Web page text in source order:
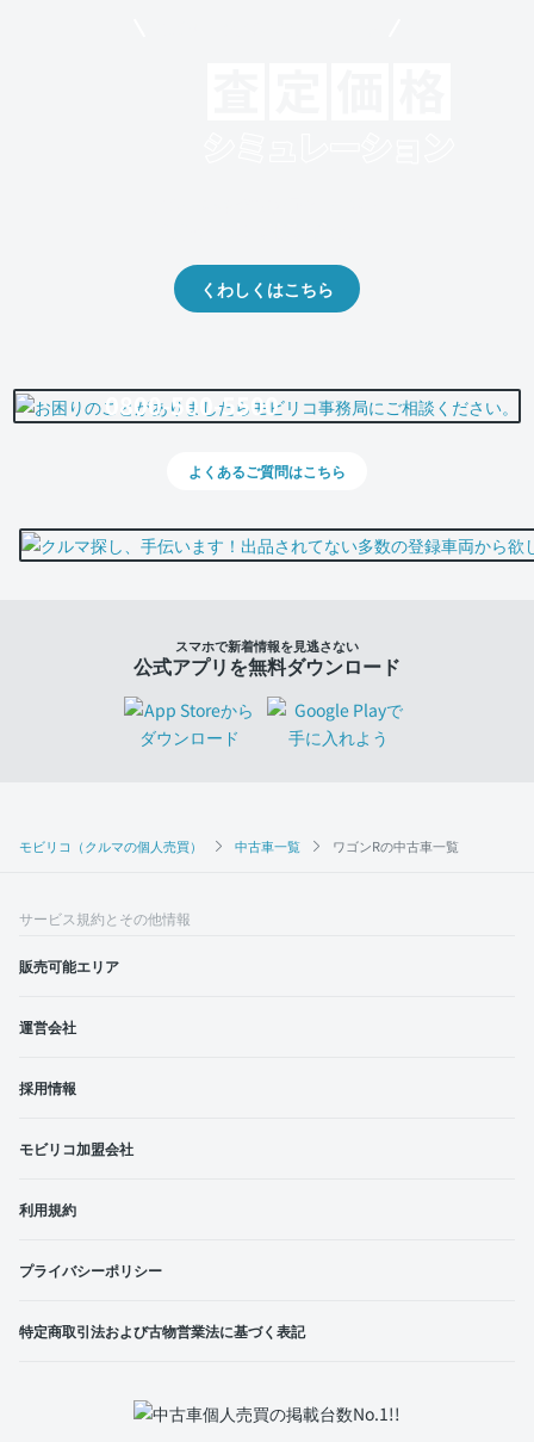
モビリコ（クルマの個人売買） 中古車一覧 ワゴンRの中古車一覧
くわしくはこちら
0800-500-5500
よくあるご質問はこちら
スマホで新着情報を見逃さない
公式アプリを無料ダウンロード
サービス規約とその他情報
販売可能エリア
運営会社
採用情報
モビリコ加盟会社
利用規約
プライバシーポリシー
特定商取引法および古物営業法に基づく表記